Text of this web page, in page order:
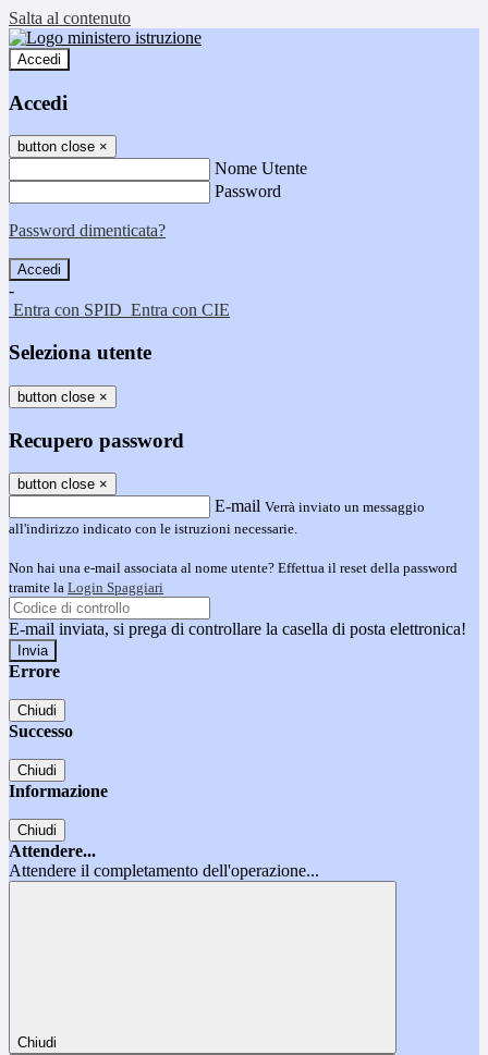
Salta al contenuto
Accedi
Accedi
button close ×
Nome Utente
Password
Password dimenticata?
-
Entra con SPID Entra con CIE
Seleziona utente
button close ×
Recupero password
button close ×
E-mail Verrà inviato un messaggio
all'indirizzo indicato con le istruzioni necessarie.
Non hai una e-mail associata al nome utente? Effettua il reset della password
tramite la Login Spaggiari
E-mail inviata, si prega di controllare la casella di posta elettronica!
Errore
Chiudi
Successo
Chiudi
Informazione
Chiudi
Attendere...
Attendere il completamento dell'operazione...
Chiudi